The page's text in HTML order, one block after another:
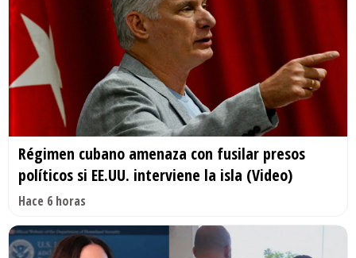
Régimen cubano amenaza con fusilar presos
políticos si EE.UU. interviene la isla (Video)
Hace 6 horas